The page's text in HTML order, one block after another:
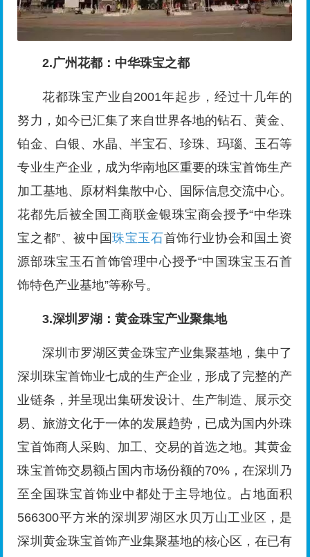
2.广州花都：中华珠宝之都
花都珠宝产业自2001年起步，经过十几年的
努力，如今已汇集了来自世界各地的钻石、黄金、
铂金、白银、水晶、半宝石、珍珠、玛瑙、玉石等
专业生产企业，成为华南地区重要的珠宝首饰生产
加工基地、原材料集散中心、国际信息交流中心。
花都先后被全国工商联金银珠宝商会授予“中华珠
宝之都”、被中国珠宝玉石首饰行业协会和国土资
源部珠宝玉石首饰管理中心授予“中国珠宝玉石首
饰特色产业基地”等称号。
3.深圳罗湖：黄金珠宝产业聚集地
深圳市罗湖区黄金珠宝产业集聚基地，集中了
深圳珠宝首饰业七成的生产企业，形成了完整的产
业链条，并呈现出集研发设计、生产制造、展示交
易、旅游文化于一体的发展趋势，已成为国内外珠
宝首饰商人采购、加工、交易的首选之地。其黄金
珠宝首饰交易额占国内市场份额的70%，在深圳乃
至全国珠宝首饰业中都处于主导地位。占地面积
566300平方米的深圳罗湖区水贝万山工业区，是
深圳黄金珠宝首饰产业集聚基地的核心区，在已有